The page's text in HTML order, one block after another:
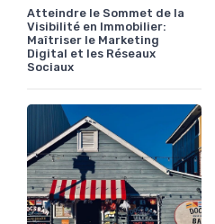
Atteindre le Sommet de la
Visibilité en Immobilier:
Maîtriser le Marketing
Digital et les Réseaux
Sociaux